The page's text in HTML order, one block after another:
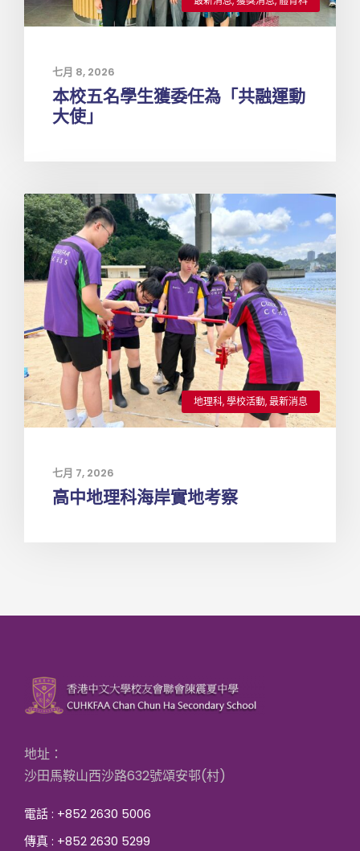
七月 8, 2026
本校五名學生獲委任為「共融運動
大使」
地理科,學校活動,最新消息
七月 7, 2026
高中地理科海岸實地考察
地址：
沙田馬鞍山西沙路632號頌安邨(村)
電話 : +852 2630 5006
傳真 : +852 2630 5299